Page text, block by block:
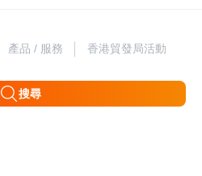
產品 / 服務 香港貿發局活動
搜尋